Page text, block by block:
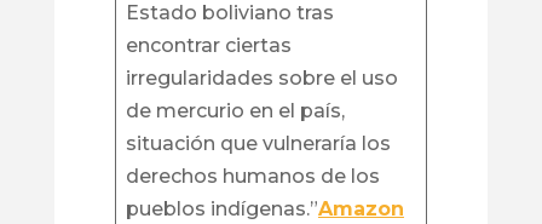
Estado boliviano tras
encontrar ciertas
irregularidades sobre el uso
de mercurio en el país,
situación que vulneraría los
derechos humanos de los
pueblos indígenas.”Amazon